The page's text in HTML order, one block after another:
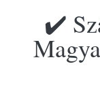
✔️